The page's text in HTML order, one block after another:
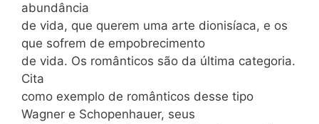
abundância
de vida, que querem uma arte dionisíaca, e os
que sofrem de empobrecimento
de vida. Os românticos são da última categoria.
Cita
como exemplo de românticos desse tipo
Wagner e Schopenhauer, seus